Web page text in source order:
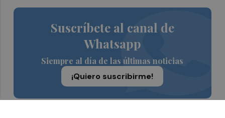
Suscríbete al canal de
Whatsapp
Siempre al día de las últimas noticias
¡Quiero suscribirme!